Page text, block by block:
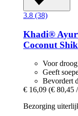
3.8 (38)
Khadi®
Coconut
Voor
Geeft
Bevordert
€ 16,09 (€ 80,45
Bezorging